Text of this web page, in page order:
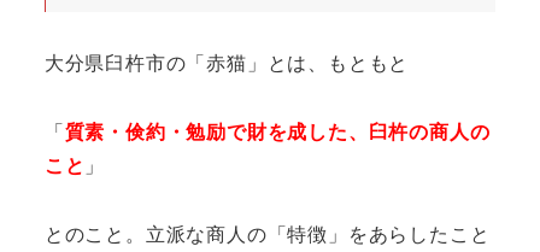
大分県臼杵市の「赤猫」とは、もともと
「質素・倹約・勉励で財を成した、臼杵の商人の
こと 」
とのこと。立派な商人の「特徴」をあらしたこと